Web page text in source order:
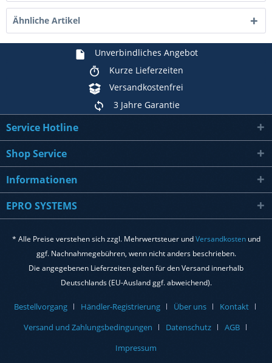
Ähnliche Artikel
Unverbindliches Angebot
Kurze Lieferzeiten
Versandkostenfrei
3 Jahre Garantie
Service Hotline
Shop Service
Informationen
EPRO SYSTEMS
* Alle Preise verstehen sich zzgl. Mehrwertsteuer undVersandkostenund
ggf. Nachnahmegebühren, wenn nicht anders beschrieben.
Die angegebenen Lieferzeiten gelten für den Versand innerhalb
Deutschlands (EU-Ausland ggf. abweichend).
Bestellvorgang Händler-Registrierung Über uns
Kontakt
Versand und Zahlungsbedingungen
Datenschutz
AGB
Impressum